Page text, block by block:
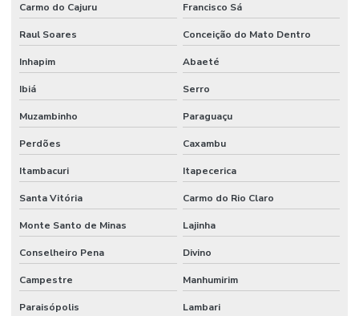
Carmo do Cajuru Francisco Sá
Raul Soares Conceição do Mato Dentro
Inhapim Abaeté
Ibiá Serro
Muzambinho Paraguaçu
Perdões Caxambu
Itambacuri Itapecerica
Santa Vitória Carmo do Rio Claro
Monte Santo de Minas Lajinha
Conselheiro Pena Divino
Campestre Manhumirim
Paraisópolis Lambari